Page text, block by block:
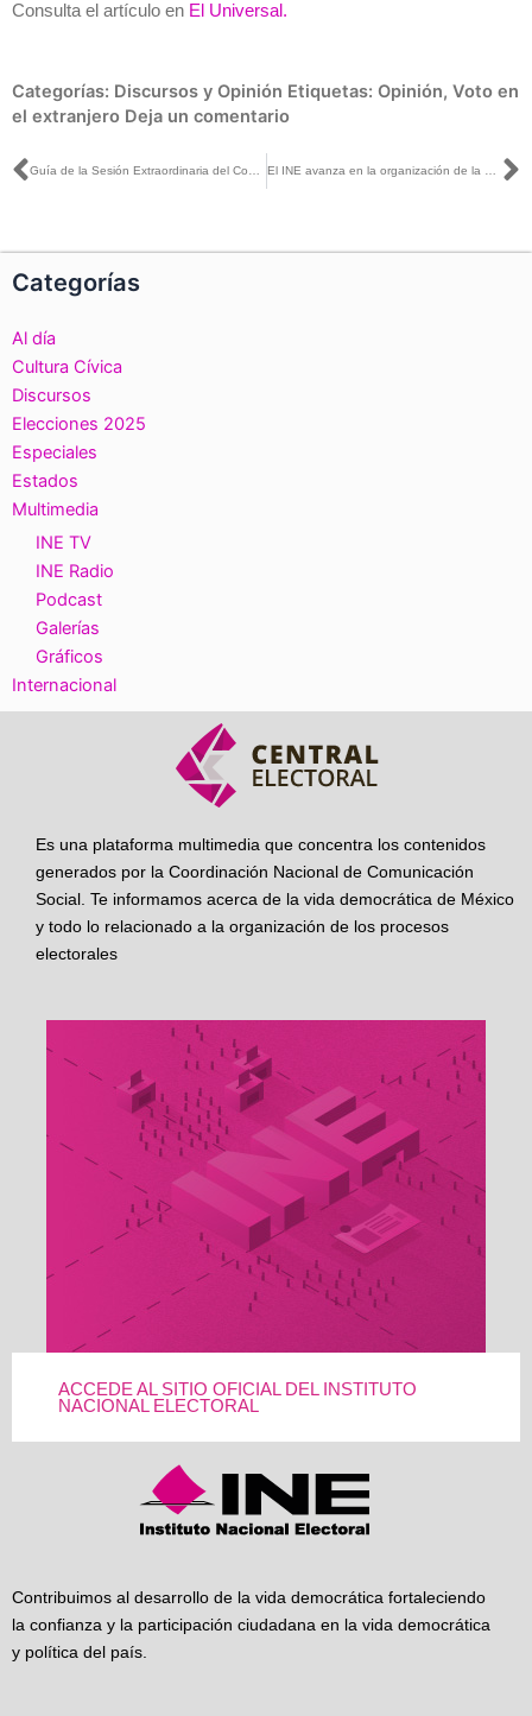
Consulta el artículo en El Universal.
Categorías: Discursos y Opinión Etiquetas: Opinión, Voto en
el extranjero Deja un comentario
Ant
Categorías
Al día
Cultura Cívica
Discursos
Elecciones 2025
Especiales
Estados
Multimedia
INE TV
INE Radio
Podcast
Galerías
Gráficos
Internacional
Es una plataforma multimedia que concentra los contenidos
generados por la Coordinación Nacional de Comunicación
Social. Te informamos acerca de la vida democrática de México
y todo lo relacionado a la organización de los procesos
electorales
ACCEDE AL SITIO OFICIAL DEL INSTITUTO
NACIONAL ELECTORAL
Contribuimos al desarrollo de la vida democrática fortaleciendo
la confianza y la participación ciudadana en la vida democrática
y política del país.